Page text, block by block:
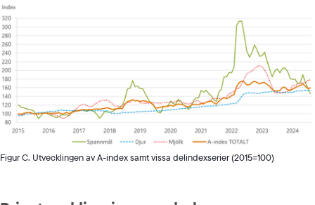
Figur C. Utvecklingen av A-index samt vissa delindexserier (2015=100)